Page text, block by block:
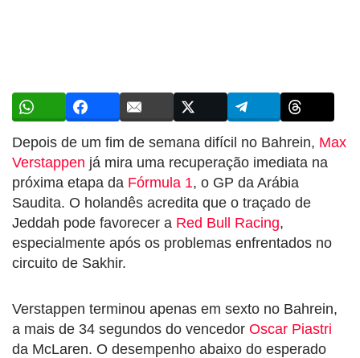
Depois de um fim de semana difícil no Bahrein, Max
Verstappen já mira uma recuperação imediata na
próxima etapa da Fórmula 1, o GP da Arábia
Saudita. O holandês acredita que o traçado de
Jeddah pode favorecer a Red Bull Racing,
especialmente após os problemas enfrentados no
circuito de Sakhir.
Verstappen terminou apenas em sexto no Bahrein,
a mais de 34 segundos do vencedor Oscar Piastri
da McLaren. O desempenho abaixo do esperado